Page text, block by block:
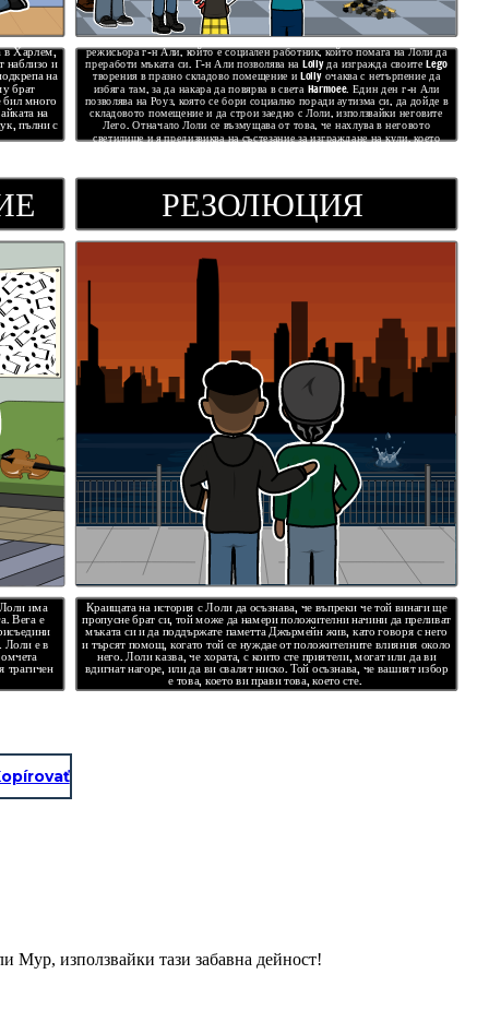
РЕЗОЛЮЦИЯ
в Харлем,
наблизо и
на
брат
бил много
на
пълни с
Лоли присъства на програма след училище. Там той разговаря с
режисьора г-н Али, който е социален работник, който помага на Лоли да
преработи мъката си. Г-н Али позволява на Lolly да изгражда своите Lego
творения в празно складово помещение и Lolly очаква с нетърпение да
избяга там, за да накара да повярва в света Harmoee. Един ден г-н Али
позволява на Роуз, която се бори социално поради аутизма си, да дойде в
складовото помещение и да строи заедно с Лоли, използвайки неговите
Лего. Отначало Лоли се възмущава от това, че нахлува в неговото
светилище и я предизвиква на състезание за изграждане на кули, което
има
Вега е
Лоли е в
трагичен
Краищата на история с Лоли да осъзнава, че въпреки че той винаги ще
пропусне брат си, той може да намери положителни начини да преливат
мъката си и да поддържате паметта Джърмейн жив, като говоря с него
и търсят помощ, когато той се нуждае от положителните влияния около
него. Лоли казва, че хората, с които сте приятели, могат или да ви
вдигнат нагоре, или да ви свалят ниско. Той осъзнава, че вашият избор
е това, което ви прави това, което сте.
Мур, използвайки тази забавна дейност!